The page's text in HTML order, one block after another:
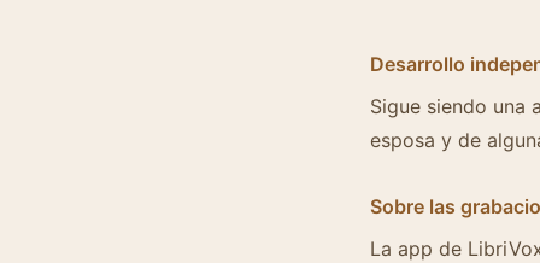
Desarrollo
Sigue siendo una
esposa y de
Sobre las
La app de